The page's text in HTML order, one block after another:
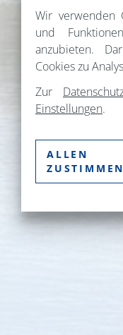
Wir verwenden
und
anzubieten.
Cookies zu
Zur
Einstellungen.
ALLEN
ZUSTIMMEN